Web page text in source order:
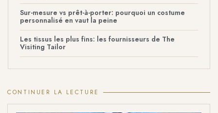
Sur-mesure vs prêt-à-porter: pourquoi un costume
personnalisé en vaut la peine
Les tissus les plus fins: les fournisseurs de The
Visiting Tailor
CONTINUER LA LECTURE